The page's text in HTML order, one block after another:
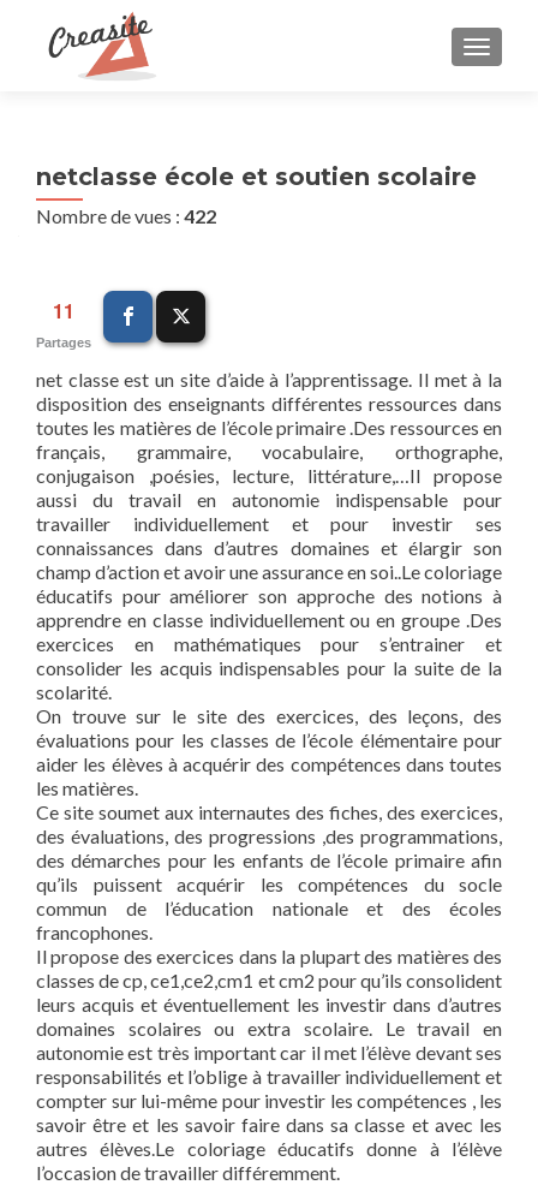
netclasse école et soutien scolaire
Nombre de vues : 422
11
Partages
net classe est un site d’aide à l’apprentissage. Il met à la
disposition des enseignants différentes ressources dans
toutes les matières de l’école primaire .Des ressources en
français, grammaire, vocabulaire, orthographe,
conjugaison ,poésies, lecture, littérature,…Il propose
aussi du travail en autonomie indispensable pour
travailler individuellement et pour investir ses
connaissances dans d’autres domaines et élargir son
champ d’action et avoir une assurance en soi..Le coloriage
éducatifs pour améliorer son approche des notions à
apprendre en classe individuellement ou en groupe .Des
exercices en mathématiques pour s’entrainer et
consolider les acquis indispensables pour la suite de la
scolarité.
On trouve sur le site des exercices, des leçons, des
évaluations pour les classes de l’école élémentaire pour
aider les élèves à acquérir des compétences dans toutes
les matières.
Ce site soumet aux internautes des fiches, des exercices,
des évaluations, des progressions ,des programmations,
des démarches pour les enfants de l’école primaire afin
qu’ils puissent acquérir les compétences du socle
commun de l’éducation nationale et des écoles
francophones.
Il propose des exercices dans la plupart des matières des
classes de cp, ce1,ce2,cm1 et cm2 pour qu’ils consolident
leurs acquis et éventuellement les investir dans d’autres
domaines scolaires ou extra scolaire. Le travail en
autonomie est très important car il met l’élève devant ses
responsabilités et l’oblige à travailler individuellement et
compter sur lui-même pour investir les compétences , les
savoir être et les savoir faire dans sa classe et avec les
autres élèves.Le coloriage éducatifs donne à l’élève
l’occasion de travailler différemment.